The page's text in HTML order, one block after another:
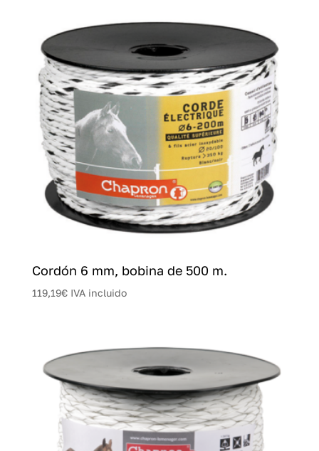
Cordón 6 mm, bobina de 500 m.
119,19€ IVA incluido